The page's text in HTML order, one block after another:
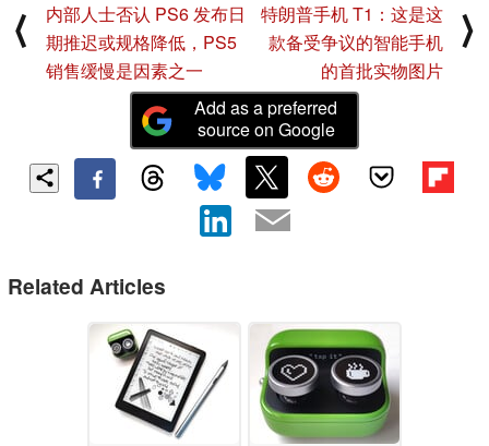
⟨
内部人士否认 PS6 发布日
期推迟或规格降低，PS5
销售缓慢是因素之一
特朗普手机 T1：这是这
款备受争议的智能手机
的首批实物图片
⟩
Add as a preferred
source on Google
Related Articles